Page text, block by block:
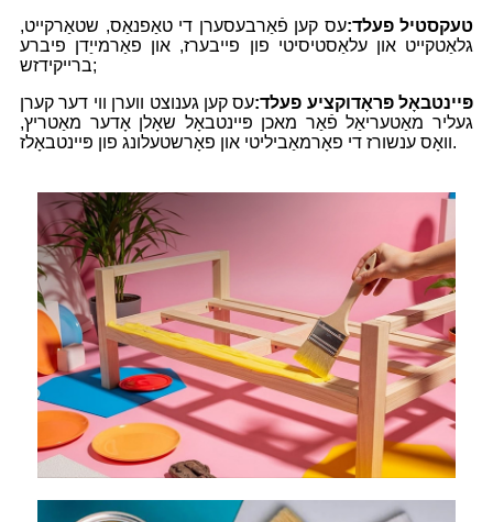
טעקסטיל פעלד:עס קען פֿאַרבעסערן די טאַפנאַס, שטאַרקייט,
גלאַטקייט און עלאַסטיסיטי פון פייבערז, און פאַרמייַדן פיברע
ברייקידזש;
פּיינטבאָל פּראָדוקציע פעלד:עס קען גענוצט ווערן ווי דער קערן
געליר מאַטעריאַל פֿאַר מאכן פּיינטבאָל שאָלן אָדער מאַטריץ,
וואָס ענשורז די פאָרמאַביליטי און פאָרשטעלונג פון פּיינטבאָלז.